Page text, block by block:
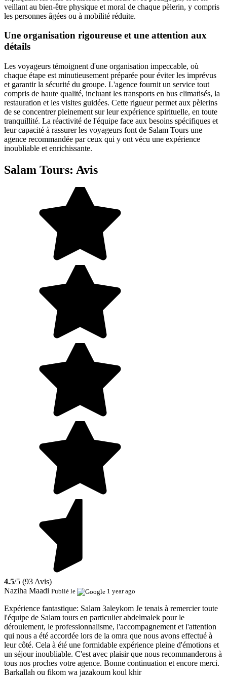
veillant au bien-être physique et moral de chaque pèlerin, y compris
les personnes âgées ou à mobilité réduite.
Une organisation rigoureuse et une attention aux
détails
Les voyageurs témoignent d'une organisation impeccable, où
chaque étape est minutieusement préparée pour éviter les imprévus
et garantir la sécurité du groupe. L'agence fournit un service tout
compris de haute qualité, incluant les transports en bus climatisés, la
restauration et les visites guidées. Cette rigueur permet aux pèlerins
de se concentrer pleinement sur leur expérience spirituelle, en toute
tranquillité. La réactivité de l'équipe face aux besoins spécifiques et
leur capacité à rassurer les voyageurs font de Salam Tours une
agence recommandée par ceux qui y ont vécu une expérience
inoubliable et enrichissante.
Salam Tours: Avis
4.5/5 (93 Avis)
Naziha Maadi Publié le 1 year ago
Expérience fantastique: Salam 3aleykom Je tenais à remercier toute
l'équipe de Salam tours en particulier abdelmalek pour le
déroulement, le professionnalisme, l'accompagnement et l'attention
qui nous a été accordée lors de la omra que nous avons effectué à
leur côté. Cela à été une formidable expérience pleine d'émotions et
un séjour inoubliable. C'est avec plaisir que nous recommanderons à
tous nos proches votre agence. Bonne continuation et encore merci.
Barkallah ou fikom wa jazakoum koul khir